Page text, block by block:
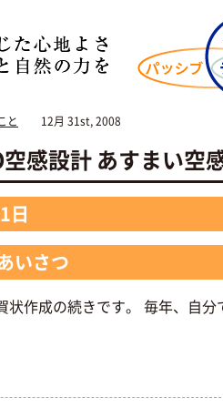
と 12月 31st, 2008
感設計 あすまい空
日
いさつ
状作成の続きです。 毎年、自